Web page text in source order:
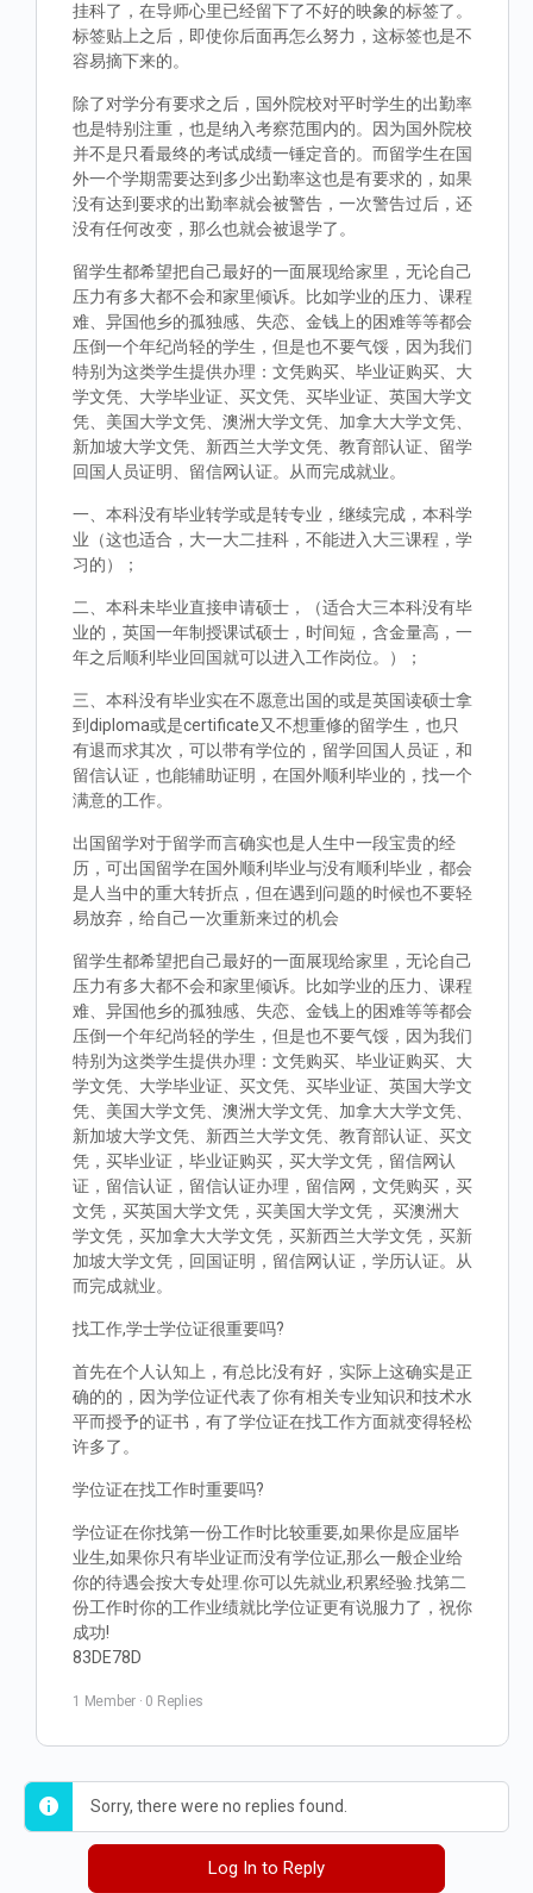
挂科了，在导师心里已经留下了不好的映象的标签了。
标签贴上之后，即使你后面再怎么努力，这标签也是不
容易摘下来的。
除了对学分有要求之后，国外院校对平时学生的出勤率
也是特别注重，也是纳入考察范围内的。因为国外院校
并不是只看最终的考试成绩一锤定音的。而留学生在国
外一个学期需要达到多少出勤率这也是有要求的，如果
没有达到要求的出勤率就会被警告，一次警告过后，还
没有任何改变，那么也就会被退学了。
留学生都希望把自己最好的一面展现给家里，无论自己
压力有多大都不会和家里倾诉。比如学业的压力、课程
难、异国他乡的孤独感、失恋、金钱上的困难等等都会
压倒一个年纪尚轻的学生，但是也不要气馁，因为我们
特别为这类学生提供办理：文凭购买、毕业证购买、大
学文凭、大学毕业证、买文凭、买毕业证、英国大学文
凭、美国大学文凭、澳洲大学文凭、加拿大大学文凭、
新加坡大学文凭、新西兰大学文凭、教育部认证、留学
回国人员证明、留信网认证。从而完成就业。
一、本科没有毕业转学或是转专业，继续完成，本科学
业（这也适合，大一大二挂科，不能进入大三课程，学
习的）；
二、本科未毕业直接申请硕士，（适合大三本科没有毕
业的，英国一年制授课试硕士，时间短，含金量高，一
年之后顺利毕业回国就可以进入工作岗位。）；
三、本科没有毕业实在不愿意出国的或是英国读硕士拿
到diploma或是certificate又不想重修的留学生，也只
有退而求其次，可以带有学位的，留学回国人员证，和
留信认证，也能辅助证明，在国外顺利毕业的，找一个
满意的工作。
出国留学对于留学而言确实也是人生中一段宝贵的经
历，可出国留学在国外顺利毕业与没有顺利毕业，都会
是人当中的重大转折点，但在遇到问题的时候也不要轻
易放弃，给自己一次重新来过的机会
留学生都希望把自己最好的一面展现给家里，无论自己
压力有多大都不会和家里倾诉。比如学业的压力、课程
难、异国他乡的孤独感、失恋、金钱上的困难等等都会
压倒一个年纪尚轻的学生，但是也不要气馁，因为我们
特别为这类学生提供办理：文凭购买、毕业证购买、大
学文凭、大学毕业证、买文凭、买毕业证、英国大学文
凭、美国大学文凭、澳洲大学文凭、加拿大大学文凭、
新加坡大学文凭、新西兰大学文凭、教育部认证、买文
凭，买毕业证，毕业证购买，买大学文凭，留信网认
证，留信认证，留信认证办理，留信网，文凭购买，买
文凭，买英国大学文凭，买美国大学文凭， 买澳洲大
学文凭，买加拿大大学文凭，买新西兰大学文凭，买新
加坡大学文凭，回国证明，留信网认证，学历认证。从
而完成就业。
找工作,学士学位证很重要吗?
首先在个人认知上，有总比没有好，实际上这确实是正
确的的，因为学位证代表了你有相关专业知识和技术水
平而授予的证书，有了学位证在找工作方面就变得轻松
许多了。
学位证在找工作时重要吗?
学位证在你找第一份工作时比较重要,如果你是应届毕
业生,如果你只有毕业证而没有学位证,那么一般企业给
你的待遇会按大专处理.你可以先就业,积累经验.找第二
份工作时你的工作业绩就比学位证更有说服力了，祝你
成功!
83DE78D
1 Member · 0 Replies
Sorry, there were no replies found.
Log In to Reply